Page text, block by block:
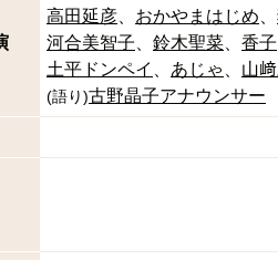
高田延彦
おかやまはじめ
河合美智子
鈴木聖菜 香子
土平ドンペイ
あじゃ 山
(語り )古野晶子アナウンサー